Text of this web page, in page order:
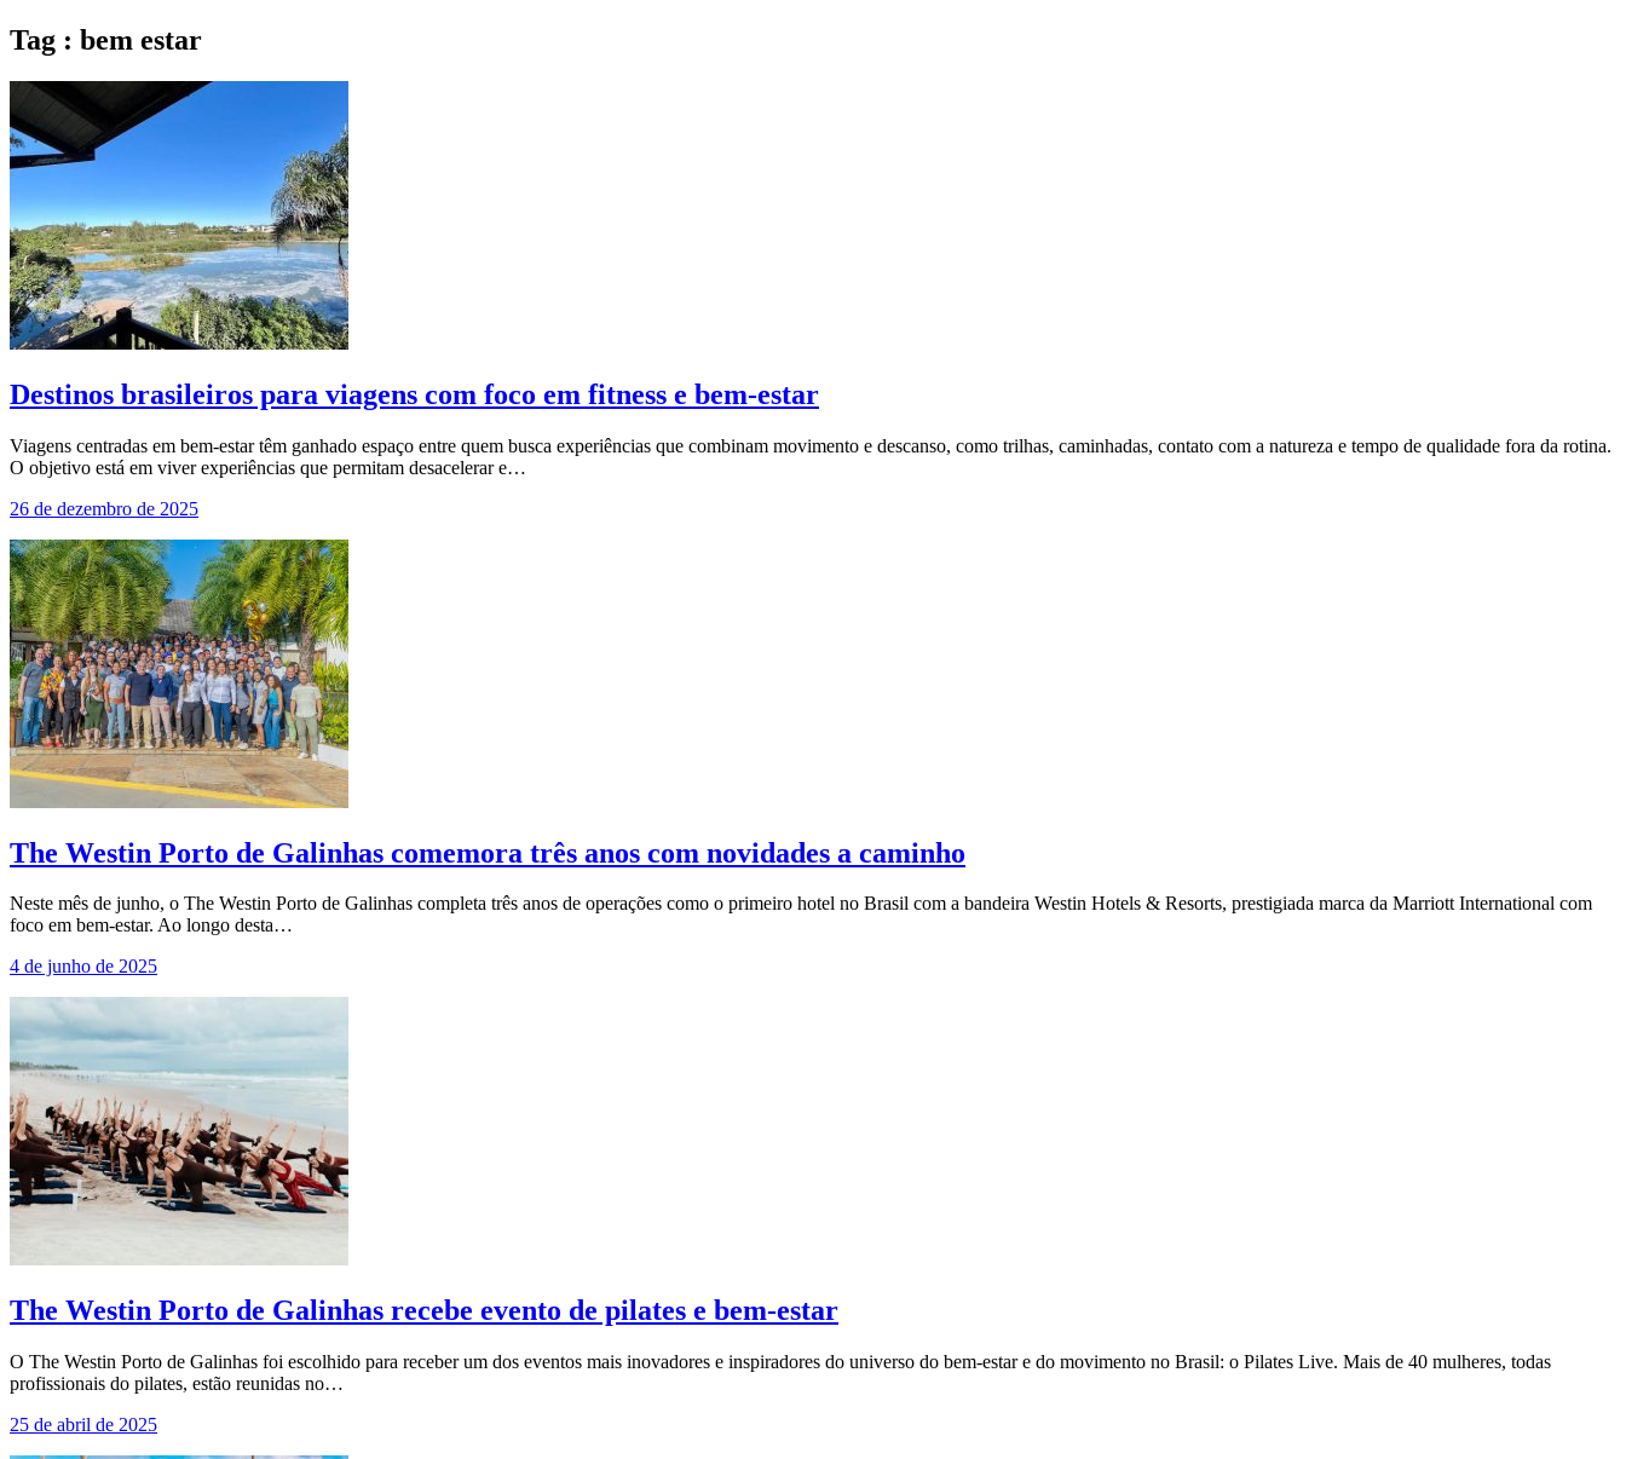
Tag : bem estar
Destinos brasileiros para viagens com foco em fitness e bem-estar
Viagens centradas em bem-estar têm ganhado espaço entre quem busca experiências que combinam movimento e descanso, como trilhas, caminhadas, contato com a natureza e tempo de qualidade fora da rotina.
O objetivo está em viver experiências que permitam desacelerar e…
26 de dezembro de 2025
The Westin Porto de Galinhas comemora três anos com novidades a caminho
Neste mês de junho, o The Westin Porto de Galinhas completa três anos de operações como o primeiro hotel no Brasil com a bandeira Westin Hotels & Resorts, prestigiada marca da Marriott International com
foco em bem-estar. Ao longo desta…
4 de junho de 2025
The Westin Porto de Galinhas recebe evento de pilates e bem-estar
O The Westin Porto de Galinhas foi escolhido para receber um dos eventos mais inovadores e inspiradores do universo do bem-estar e do movimento no Brasil: o Pilates Live. Mais de 40 mulheres, todas
profissionais do pilates, estão reunidas no…
25 de abril de 2025